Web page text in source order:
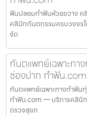
ฟันปลอมทำฟันห้วยขวาง
คลินิกทันตกรรมครบวงจร
จัด
ทันตแพทย์เฉพาะทา
ช่องปาก ทำฟัน.com
ทันตแพทย์เฉพาะทางทำฟัน
ทำฟัน.com — บริการคลินิ
ตรวจสุขภ